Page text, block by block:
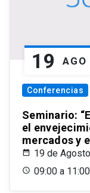
19 AGO
Conferencias
Seminario:
el
mercados y
19 de
09:00 a